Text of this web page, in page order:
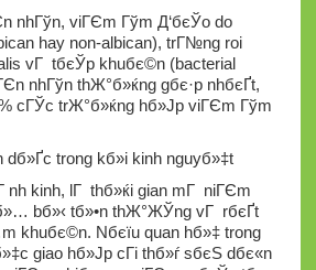
nhГўn, viГЄm Гўm Д‘бєЎo do
hay non-albican), trГ№ng roi
vГ tбєЎp khuбє©n (bacterial
nhГўn thЖ°б»ќng gбє·p nhбєҐt,
cГЎc trЖ°б»ќng hб»Јp viГЄm Гўm
trong kб»і kinh nguyб»‡t
nh kinh, lГ thб»ќi gian mГ niГЄm
bб»‹ tб»•n thЖ°ЖЎng vГ rбєҐt
khuбє©n. Nбєїu quan hб»‡ trong
giao hб»Јp cГі thб»ѓ sбєЅ dбє«n